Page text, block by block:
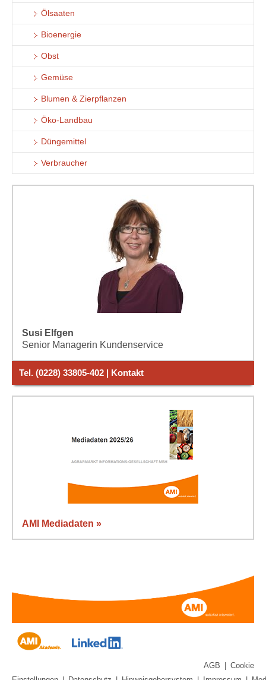
Ölsaaten
Bioenergie
Obst
Gemüse
Blumen & Zierpflanzen
Öko-Landbau
Düngemittel
Verbraucher
Susi Elfgen
Senior Managerin Kundenservice
Tel. (0228) 33805-402 | Kontakt
AMI Mediadaten »
AGB
Cookie